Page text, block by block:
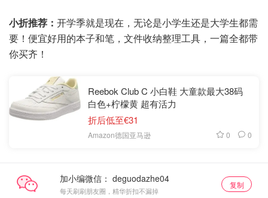
小折推荐： 开学季就是现在，无论是小学生还是大学生都需
要！便宜好用的本子和笔，文件收纳整理工具，一篇全都带
你买齐！
Reebok Club C 小白鞋 大童款最大38码
白色+柠檬黄 超有活力
折后低至€31
Amazon德国亚马逊 0 0
加小编微信：
每天刷刷朋友圈，精华折扣不漏掉
复制